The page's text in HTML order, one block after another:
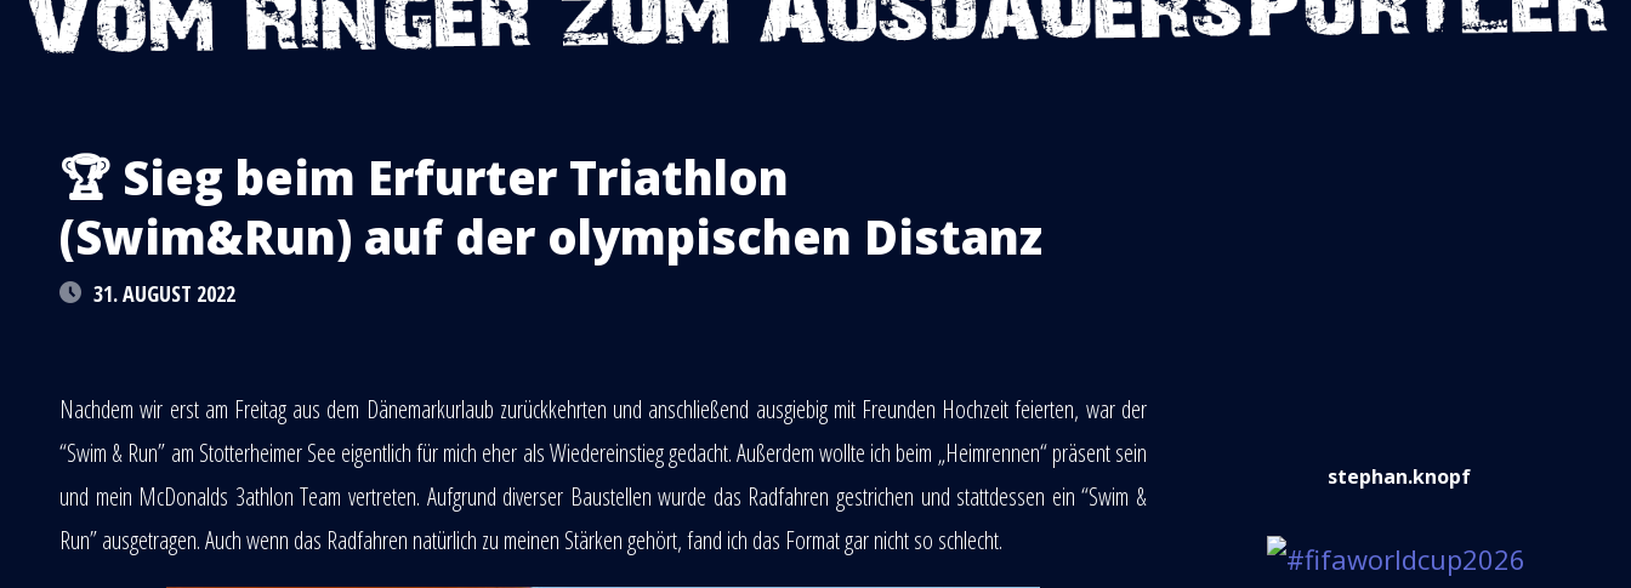
🏆 Sieg beim Erfurter Triathlon
(Swim&Run) auf der olympischen Distanz
31. AUGUST 2022
Nachdem wir erst am Freitag aus dem Dänemarkurlaub zurückkehrten und anschließend ausgiebig mit Freunden Hochzeit feierten, war der
“Swim & Run” am Stotterheimer See eigentlich für mich eher als Wiedereinstieg gedacht. Außerdem wollte ich beim „Heimrennen“ präsent sein
und mein McDonalds 3athlon Team vertreten. Aufgrund diverser Baustellen wurde das Radfahren gestrichen und stattdessen ein “Swim &
Run” ausgetragen. Auch wenn das Radfahren natürlich zu meinen Stärken gehört, fand ich das Format gar nicht so schlecht.
stephan.knopf